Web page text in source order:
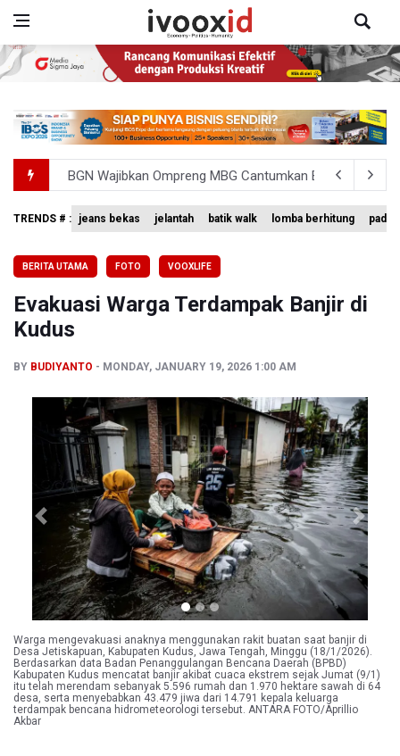
BGN Wajibkan Ompreng MBG Cantumkan Batas Waktu
BEI Catat Pertumbuhan Investor Saham Capai 10,05
Pemerintah Tetapkan Harga Patokan Batu Bara
Anggota DPR Minta Rencana Kenaikan Gaji Kepala
TRENDS # : jeans bekas jelantah batik walk lomba berhitung
BERITA UTAMA FOTO VOOXLIFE
Evakuasi Warga Terdampak Banjir di
Kudus
BY BUDIYANTO MONDAY, JANUARY 19, 2026 1:00 AM
Previous Next
Warga mengevakuasi anaknya menggunakan rakit buatan saat banjir di
Desa Jetiskapuan, Kabupaten Kudus, Jawa Tengah, Minggu (18/1/2026).
Berdasarkan data Badan Penanggulangan Bencana Daerah (BPBD)
Kabupaten Kudus mencatat banjir akibat cuaca ekstrem sejak Jumat (9/1)
itu telah merendam sebanyak 5.596 rumah dan 1.970 hektare sawah di 64
desa, serta menyebabkan 43.479 jiwa dari 14.791 kepala keluarga
terdampak bencana hidrometeorologi tersebut. ANTARA FOTO/Aprillio
Akbar